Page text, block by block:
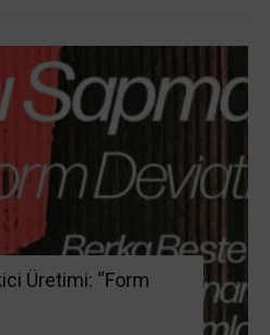
Üretimi: “Form